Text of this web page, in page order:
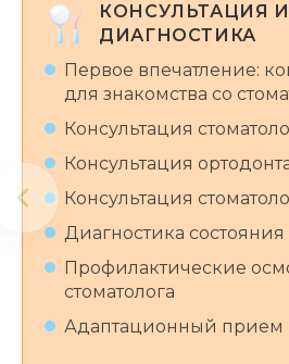
КОНСУЛЬТАЦИЯ И
ДИАГНОСТИКА
Первое впечатление:
для знакомства со
Консультация
Консультация
Консультация
Диагностика состояния
Профилактические
стоматолога
Адаптационный прием